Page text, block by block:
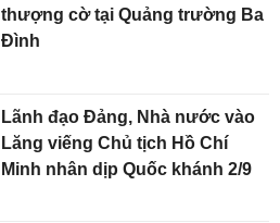
thượng cờ tại Quảng trường Ba
Đình
Lãnh đạo Đảng, Nhà nước vào
Lăng viếng Chủ tịch Hồ Chí
Minh nhân dịp Quốc khánh 2/9